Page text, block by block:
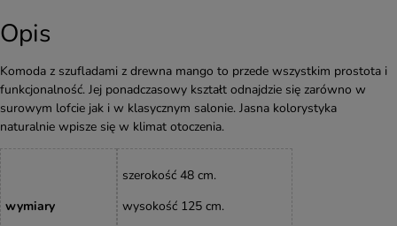
Opis
Komoda z szufladami z drewna mango to przede wszystkim prostota i
funkcjonalność. Jej ponadczasowy kształt odnajdzie się zarówno w
surowym lofcie jak i w klasycznym salonie. Jasna kolorystyka
naturalnie wpisze się w klimat otoczenia.
wymiary
szerokość 48 cm.
wysokość 125 cm.